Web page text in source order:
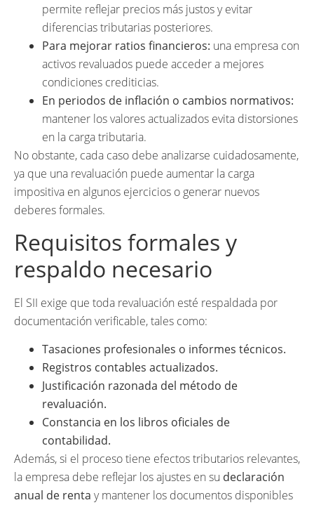
permite reflejar precios más justos y evitar
diferencias tributarias posteriores.
Para mejorar ratios financieros: una empresa con
activos revaluados puede acceder a mejores
condiciones crediticias.
En periodos de inflación o cambios normativos:
mantener los valores actualizados evita distorsiones
en la carga tributaria.
No obstante, cada caso debe analizarse cuidadosamente,
ya que una revaluación puede aumentar la carga
impositiva en algunos ejercicios o generar nuevos
deberes formales.
Requisitos formales y
respaldo necesario
El SII exige que toda revaluación esté respaldada por
documentación verificable, tales como:
Tasaciones profesionales o informes técnicos.
Registros contables actualizados.
Justificación razonada del método de
revaluación.
Constancia en los libros oficiales de
contabilidad.
Además, si el proceso tiene efectos tributarios relevantes,
la empresa debe reflejar los ajustes en su declaración
anual de renta y mantener los documentos disponibles